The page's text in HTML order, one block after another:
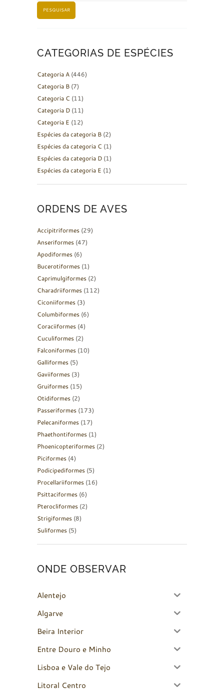
PESQUISAR
CATEGORIAS DE ESPÉCIES
Categoria A (446)
Categoria B (7)
Categoria C (11)
Categoria D (11)
Categoria E (12)
Espécies da categoria B (2)
Espécies da categoria C (1)
Espécies da categoria D (1)
Espécies da categoria E (1)
ORDENS DE AVES
Accipitriformes (29)
Anseriformes (47)
Apodiformes (6)
Bucerotiformes (1)
Caprimulgiformes (2)
Charadriiformes (112)
Ciconiiformes (3)
Columbiformes (6)
Coraciiformes (4)
Cuculiformes (2)
Falconiformes (10)
Galliformes (5)
Gaviiformes (3)
Gruiformes (15)
Otidiformes (2)
Passeriformes (173)
Pelecaniformes (17)
Phaethontiformes (1)
Phoenicopteriformes (2)
Piciformes (4)
Podicipediformes (5)
Procellariiformes (16)
Psittaciformes (6)
Pterocliformes (2)
Strigiformes (8)
Suliformes (5)
ONDE OBSERVAR
Alentejo
Algarve
Beira Interior
Entre Douro e Minho
Lisboa e Vale do Tejo
Litoral Centro